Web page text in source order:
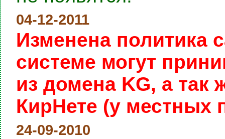
04-12-2011
Изменена политика
системе могут
из домена KG, а
КирНете (у местных
24-09-2010